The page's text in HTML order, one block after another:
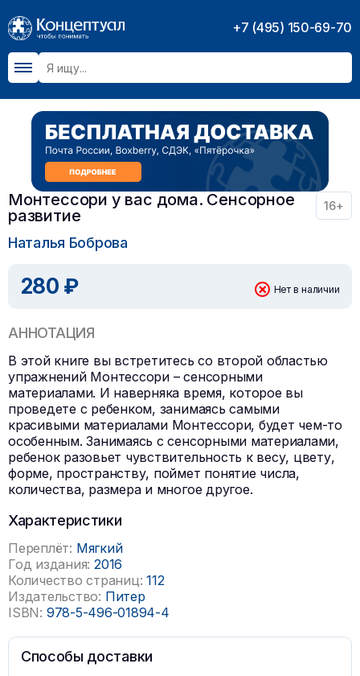
+7 (495) 150-69-70
Монтессори у вас дома. Сенсорное
развитие
16+
Наталья Боброва
280 ₽ Нет в наличии
АННОТАЦИЯ
В этой книге вы встретитесь со второй областью
упражнений Монтессори – сенсорными
материалами. И наверняка время, которое вы
проведете с ребенком, занимаясь самыми
красивыми материалами Монтессори, будет чем-то
особенным. Занимаясь с сенсорными материалами,
ребенок разовьет чувствительность к весу, цвету,
форме, пространству, поймет понятие числа,
количества, размера и многое другое.
Характеристики
Переплёт: Мягкий
Год издания: 2016
Количество страниц: 112
Издательство: Питер
ISBN: 978-5-496-01894-4
Способы доставки